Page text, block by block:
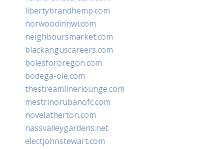
libertybrandhemp.com
norwoodinnwi.com
neighboursmarket.com
blackanguscareers.com
bolesfororegon.com
bodega-ole.com
thestreamlinerlounge.com
mestrinorubanofc.com
novelatherton.com
nassvalleygardens.net
electjohnstewart.com